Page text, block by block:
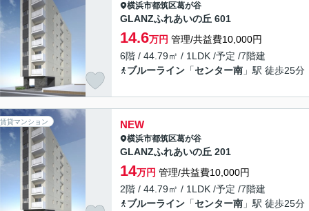
横浜市都筑区葛が谷
GLANZふれあいの丘 601
14.6万円 管理/共益費10,000円
6階 / 44.79㎡ / 1LDK /予定 /7階建
ブルーライン 「センター南 」駅 徒歩25分
賃貸マンション NEW
横浜市都筑区葛が谷
GLANZふれあいの丘 201
14万円 管理/共益費10,000円
2階 / 44.79㎡ / 1LDK /予定 /7階建
ブルーライン 「センター南 」駅 徒歩25分